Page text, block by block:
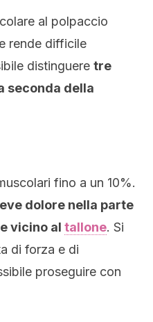
al polpaccio
rende difficile
distinguere tre
seconda della
fino a un 10%.
dolore nella parte
vicino al tallone. Si
di forza e di
proseguire con